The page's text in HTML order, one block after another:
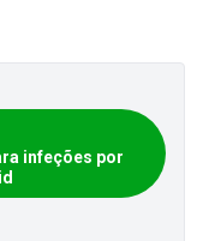
infeções por